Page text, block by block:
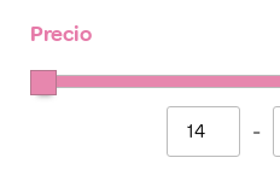
Precio
-